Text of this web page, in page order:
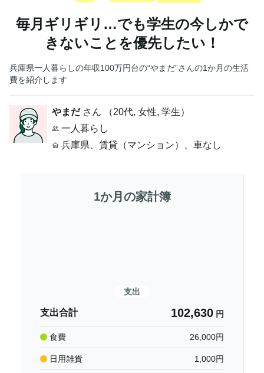
毎月ギリギリ…でも学生の今しかで
きないことを優先したい！
兵庫県一人暮らしの年収100万円台の“やまだ”さんの1か月の生活
費を紹介します
やまだ さん （20代, 女性, 学生）
一人暮らし
兵庫県
賃貸（マンション） 車なし
1か月の家計簿
支出
支出合計 102,630 円
食費 26,000円
日用雑貨 1,000円